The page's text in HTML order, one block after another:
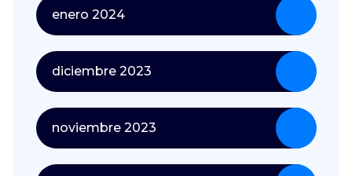
enero 2024
diciembre 2023
noviembre 2023